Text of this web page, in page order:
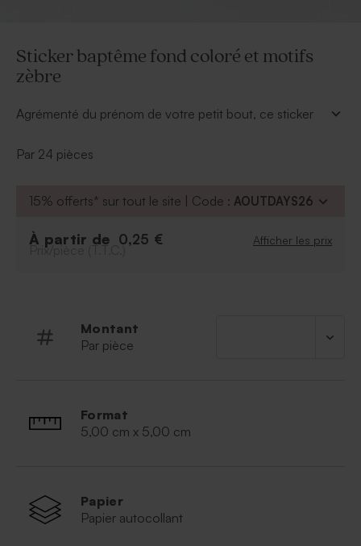
Sticker baptême fond coloré et motifs
zèbre
Agrémenté du prénom de votre petit bout, ce sticker
vous avez choisi d'offrir à vos convives.
Texte
Couleur de fond du rond
Possibilité d'ajouter le symbole de votre choix
Cadeau invité vendu séparément
Par 24 pièces
15% offerts* sur tout le site | Code : AOUTDAYS26
À partir de 0,25 € Afficher les prix
Prix/pièce (T.T.C.)
Montant
Par pièce
Format
5,00 cm x 5,00 cm
Papier
Papier autocollant